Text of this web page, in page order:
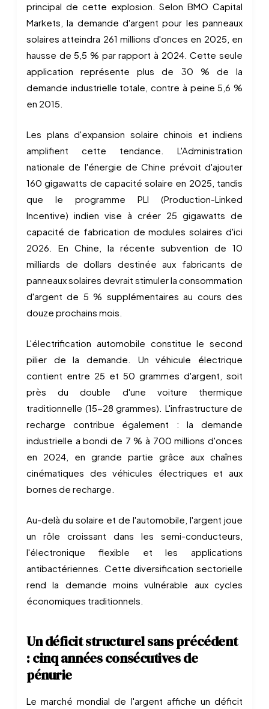
principal de cette explosion. Selon BMO Capital
Markets, la demande d'argent pour les panneaux
solaires atteindra 261 millions d'onces en 2025, en
hausse de 5,5 % par rapport à 2024. Cette seule
application représente plus de 30 % de la
demande industrielle totale, contre à peine 5,6 %
en 2015.
Les plans d'expansion solaire chinois et indiens
amplifient cette tendance. L'Administration
nationale de l'énergie de Chine prévoit d'ajouter
160 gigawatts de capacité solaire en 2025, tandis
que le programme PLI (Production-Linked
Incentive) indien vise à créer 25 gigawatts de
capacité de fabrication de modules solaires d'ici
2026. En Chine, la récente subvention de 10
milliards de dollars destinée aux fabricants de
panneaux solaires devrait stimuler la consommation
d'argent de 5 % supplémentaires au cours des
douze prochains mois.
L'électrification automobile constitue le second
pilier de la demande. Un véhicule électrique
contient entre 25 et 50 grammes d'argent, soit
près du double d'une voiture thermique
traditionnelle (15-28 grammes). L'infrastructure de
recharge contribue également : la demande
industrielle a bondi de 7 % à 700 millions d'onces
en 2024, en grande partie grâce aux chaînes
cinématiques des véhicules électriques et aux
bornes de recharge.
Au-delà du solaire et de l'automobile, l'argent joue
un rôle croissant dans les semi-conducteurs,
l'électronique flexible et les applications
antibactériennes. Cette diversification sectorielle
rend la demande moins vulnérable aux cycles
économiques traditionnels.
Un déficit structurel sans précédent
: cinq années consécutives de
pénurie
Le marché mondial de l'argent affiche un déficit